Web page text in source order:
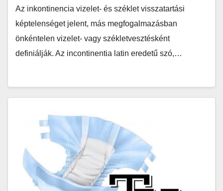
Az inkontinencia vizelet- és széklet visszatartási
képtelenséget jelent, más megfogalmazásban
önkéntelen vizelet- vagy székletvesztésként
definiálják. Az incontinentia latin eredetű szó,…